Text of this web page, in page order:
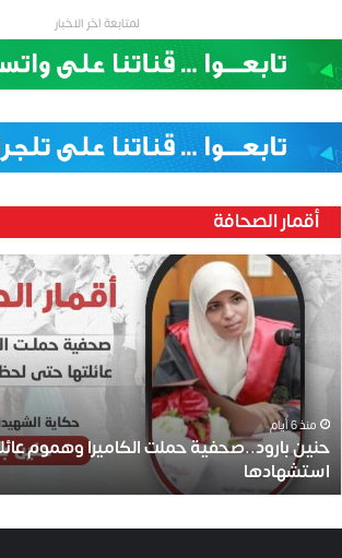
لمتابعة اخر الاخبار
أقمار الصحافة
حنين
بارود..صحفية
حملت
وهموم
عائلتها
حتى
لحظة
استشهادها
منذ 6 أيام
حنين بارود..صحفية حملت الكاميرا وهموم
استشهادها